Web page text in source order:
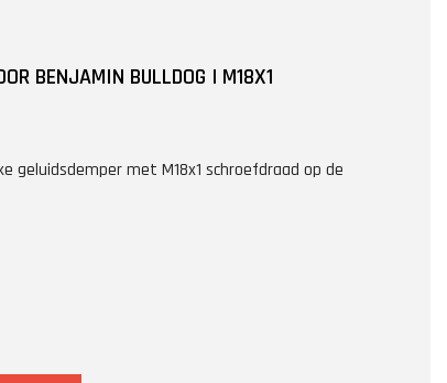
BENJAMIN BULLDOG | M18X1
geluidsdemper met M18x1 schroefdraad op de